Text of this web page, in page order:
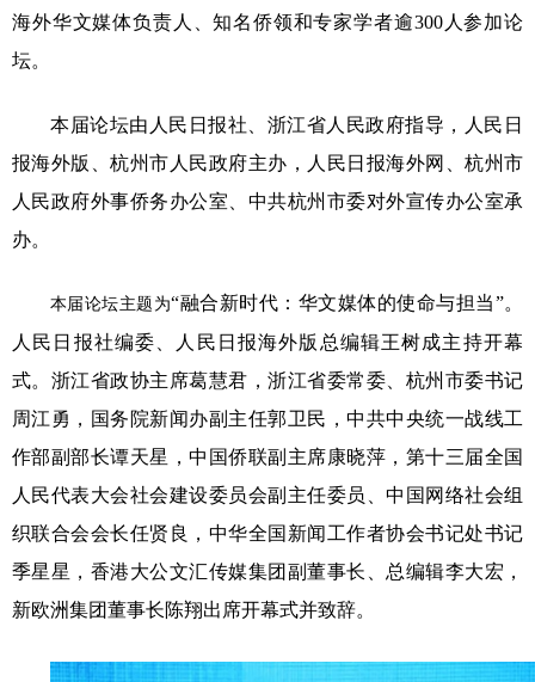
海外华文媒体负责人、知名侨领和专家学者逾300人参加论
坛。
本届论坛由人民日报社、浙江省人民政府指导，人民日
报海外版、杭州市人民政府主办，人民日报海外网、杭州市
人民政府外事侨务办公室、中共杭州市委对外宣传办公室承
办。
本届论坛主题为“融合新时代：华文媒体的使命与担当”。
人民日报社编委、人民日报海外版总编辑王树成主持开幕
式。浙江省政协主席葛慧君，浙江省委常委、杭州市委书记
周江勇，国务院新闻办副主任郭卫民，中共中央统一战线工
作部副部长谭天星，中国侨联副主席康晓萍，第十三届全国
人民代表大会社会建设委员会副主任委员、中国网络社会组
织联合会会长任贤良，中华全国新闻工作者协会书记处书记
季星星，香港大公文汇传媒集团副董事长、总编辑李大宏，
新欧洲集团董事长陈翔出席开幕式并致辞。